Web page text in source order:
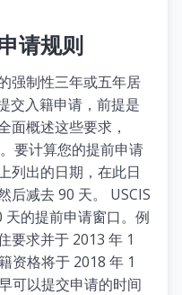
请规则
强制性三年或五年居
交入籍申请，前提是
面概述这些要求，
要计算您的提前申请
列出的日期，在此日
后减去 90 天。 USCIS
的提前申请窗口。例
要求并于 2013 年 1
资格将于 2018 年 1
可以提交申请的时间